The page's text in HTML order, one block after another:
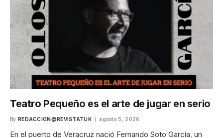
Teatro Pequeño es el arte de jugar en serio
By REDACCION@REVISTATUK agosto 5, 2026
En el puerto de Veracruz nació Fernando Soto García, un